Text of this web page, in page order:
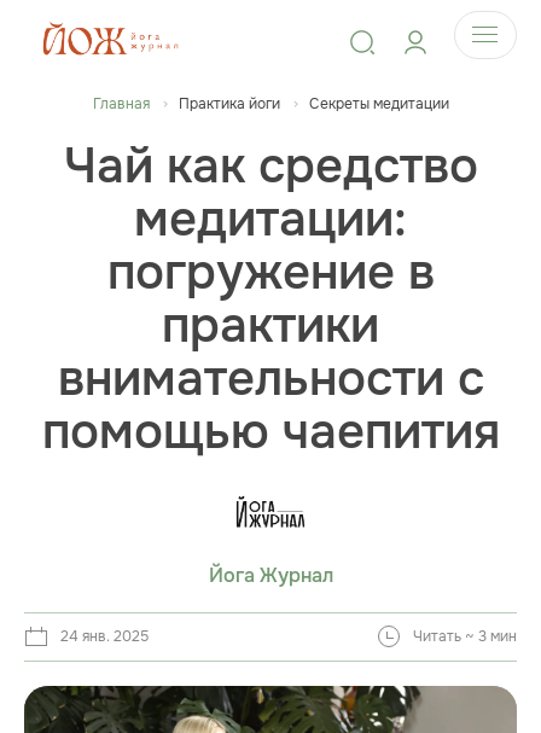
Главная Практика йоги Секреты медитации
Чай как средство
медитации:
погружение в
практики
внимательности с
помощью чаепития
Йога Журнал
24 янв. 2025 Читать ~ 3 мин